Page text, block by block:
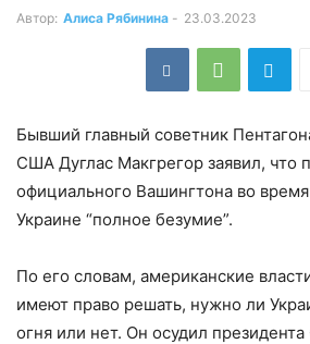
Автор: Алиса Рябинина - 23.03.2023
Бывший главный советник
США Дуглас Макгрегор заявил, что
официального Вашингтона во
Украине “полное безумие”.
По его словам, американские
имеют право решать, нужно ли
огня или нет. Он осудил